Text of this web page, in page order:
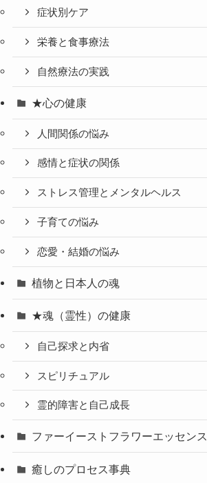
症状別ケア
栄養と食事療法
自然療法の実践
★心の健康
人間関係の悩み
感情と症状の関係
ストレス管理とメンタルヘルス
子育ての悩み
恋愛・結婚の悩み
植物と日本人の魂
★魂（霊性）の健康
自己探求と内省
スピリチュアル
霊的障害と自己成長
ファーイーストフラワーエッセンス
癒しのプロセス事典